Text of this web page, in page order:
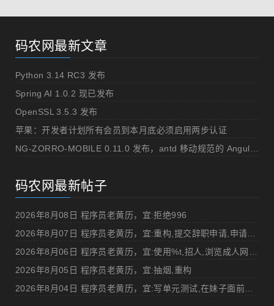
码农网最新文章
Python 3.14 RC3 发布
Spring AI 1.0.2 现已发布
OpenSSL 3.5.3 发布
苹果：开发者计划所有会员到本月底必须启用两步认证
码农网最新帖子
2026年8月08日 程序员老黄历，宜:拒绝996
2026年8月05日 程序员老黄历，宜:抽烟,重构